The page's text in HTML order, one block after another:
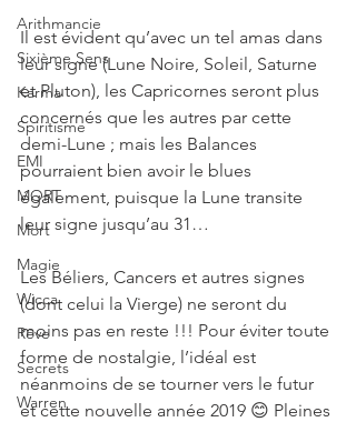
Arithmancie
Sixième Sens
Karma
Spiritisme
EMI
MORT
Mort
Magie
Wicca
Rêve
Secrets
Warren
Il est évident qu’avec un tel amas dans
leur signe (Lune Noire, Soleil, Saturne
et Pluton), les Capricornes seront plus
concernés que les autres par cette
demi-Lune ; mais les Balances
pourraient bien avoir le blues
également, puisque la Lune transite
leur signe jusqu’au 31…
Les Béliers, Cancers et autres signes
(dont celui la Vierge) ne seront du
moins pas en reste !!! Pour éviter toute
forme de nostalgie, l’idéal est
néanmoins de se tourner vers le futur
et cette nouvelle année 2019 😊 Pleines